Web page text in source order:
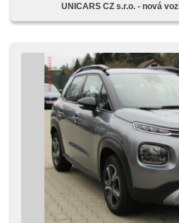
Positionssitze, Servolenkung,
(ASR), Vorderlichter LED,
ukazatel rychlostního limitu
vyhřívaná zadní sedadla,
höheneinstellbare Fahrersitz,
zatmavená zadní skla, Garantie
UNICARS CZ s.r.o. - nová